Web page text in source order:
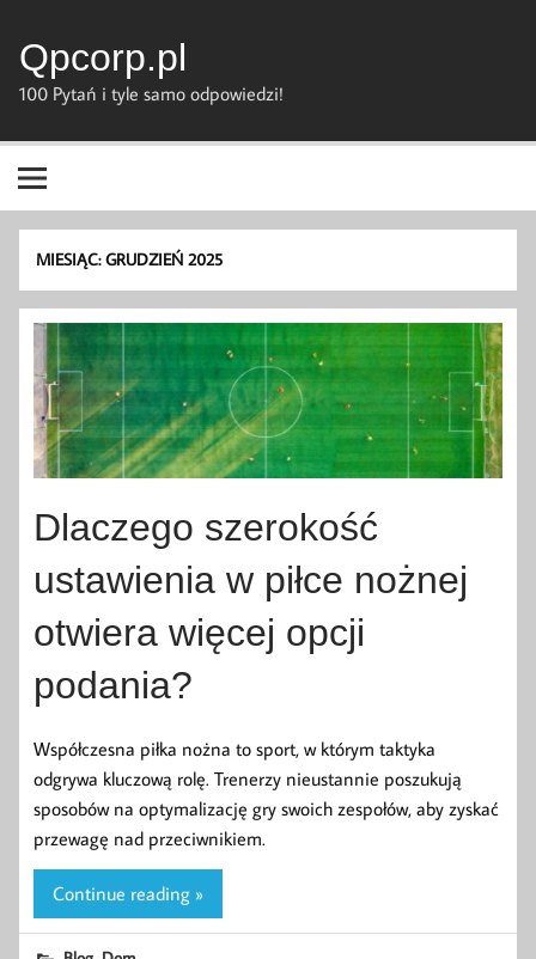
content
Qpcorp.pl
100 Pytań i tyle samo odpowiedzi!
MIESIĄC:GRUDZIEŃ 2025
Dlaczego szerokość
ustawienia w piłce nożnej
otwiera więcej opcji
podania?
Współczesna piłka nożna to sport, w którym taktyka
odgrywa kluczową rolę. Trenerzy nieustannie poszukują
sposobów na optymalizację gry swoich zespołów, aby zyskać
przewagę nad przeciwnikiem.
Continue reading »